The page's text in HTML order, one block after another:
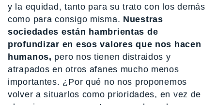
y la equidad, tanto para su trato con los demás
como para consigo misma. Nuestras
sociedades están hambrientas de
profundizar en esos valores que nos hacen
humanos, pero nos tienen distraidos y
atrapados en otros afanes mucho menos
importantes. ¿Por qué no nos proponemos
volver a situarlos como prioridades, en vez de